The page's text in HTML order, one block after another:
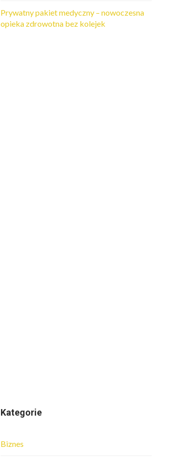
Prywatny pakiet medyczny – nowoczesna
opieka zdrowotna bez kolejek
Kategorie
Biznes